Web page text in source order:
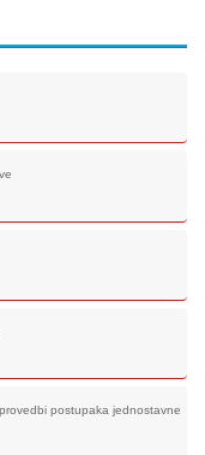
postupaka jednostavne